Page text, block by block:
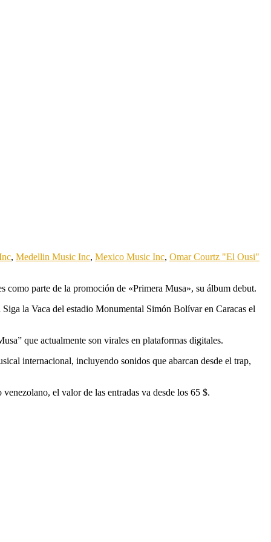
, Medellin Music Inc, Mexico Music Inc, Omar Courtz "El Ousi"
como parte de la promoción de «Primera Musa», su álbum debut.
la Vaca del estadio Monumental Simón Bolívar en Caracas el
que actualmente son virales en plataformas digitales.
internacional, incluyendo sonidos que abarcan desde el trap,
el valor de las entradas va desde los 65 $.